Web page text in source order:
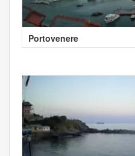
Portovenere